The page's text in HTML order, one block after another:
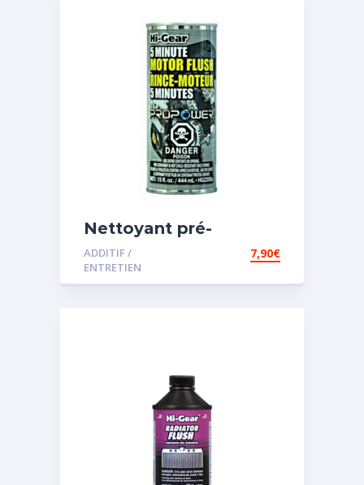
Nettoyant pré-
vidange
ADDITIF /
ENTRETIEN
7,90€